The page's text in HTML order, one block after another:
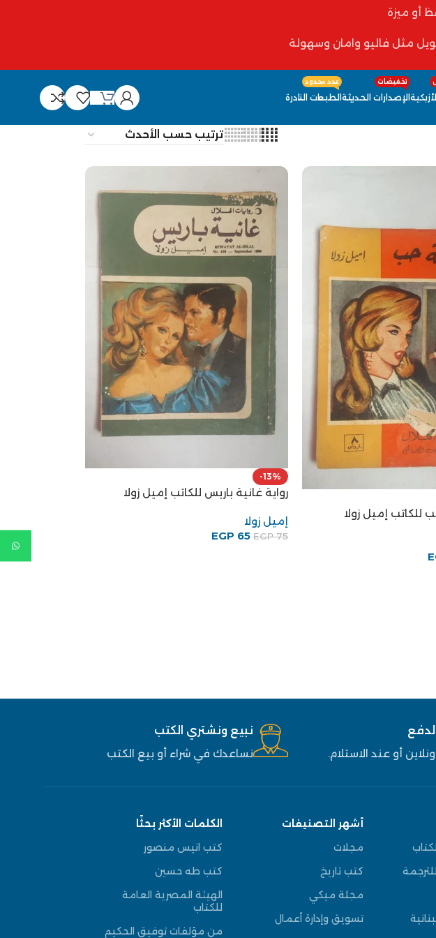
أو ميزة
الإصدارات الحديثة
تخفيضات
الطبعات النادرة
عدد محدود
للكاتب إميل زولا
-13%
رواية غانية باريس للكاتب إميل زولا
إميل زولا
EGP75
EGP 65
أو عند الاستلام.
نبيع ونشتري الكتب
نساعدك في شراء أو بيع الكتب
أشهر التصنيفات
مجلات
كتب تاريخ
مجلة ميكي
تسويق وإدارة أعمال
الكلمات الأكثر بحثًا
كتب انيس منصور
كتب طه حسين
الهيئة المصرية العامة
للكتاب
من مؤلفات توفيق الحكيم